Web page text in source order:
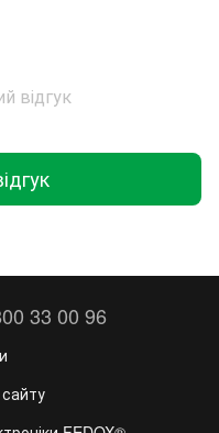
відгук
33 00 96